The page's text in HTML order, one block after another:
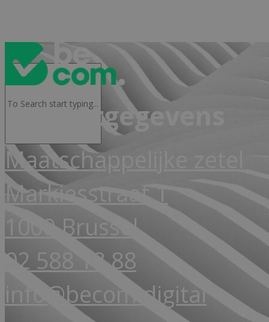
Contactgegevens
Maatschappelijke zetel
Markiesstraat 1
1000 Brussel
02 588 18 88
info@becom.digital